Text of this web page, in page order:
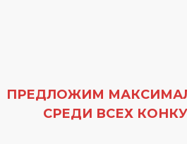
ПРЕДЛОЖИМ
СРЕДИ ВСЕХ